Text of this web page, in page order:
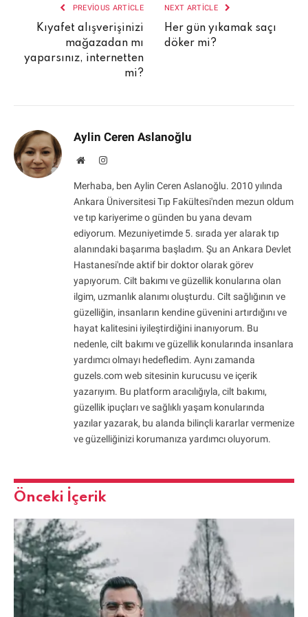
PREVIOUS ARTICLE
Kıyafet alışverişinizi
mağazadan mı
yaparsınız, internetten
mi?
NEXT ARTICLE
Her gün yıkamak saçı
döker mi?
Aylin Ceren Aslanoğlu
WebsiteInstagram
Merhaba, ben Aylin Ceren Aslanoğlu. 2010 yılında
Ankara Üniversitesi Tıp Fakültesi'nden mezun oldum
ve tıp kariyerime o günden bu yana devam
ediyorum. Mezuniyetimde 5. sırada yer alarak tıp
alanındaki başarıma başladım. Şu an Ankara Devlet
Hastanesi'nde aktif bir doktor olarak görev
yapıyorum. Cilt bakımı ve güzellik konularına olan
ilgim, uzmanlık alanımı oluşturdu. Cilt sağlığının ve
güzelliğin, insanların kendine güvenini artırdığını ve
hayat kalitesini iyileştirdiğini inanıyorum. Bu
nedenle, cilt bakımı ve güzellik konularında insanlara
yardımcı olmayı hedefledim. Aynı zamanda
guzels.com web sitesinin kurucusu ve içerik
yazarıyım. Bu platform aracılığıyla, cilt bakımı,
güzellik ipuçları ve sağlıklı yaşam konularında
yazılar yazarak, bu alanda bilinçli kararlar vermenize
ve güzelliğinizi korumanıza yardımcı oluyorum.
Önceki İçerik